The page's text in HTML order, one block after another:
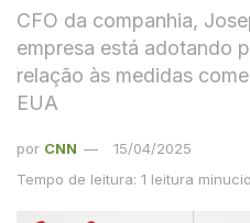
CFO da companhia,
empresa está adotando
relação às medidas
EUA
por CNN
15/04/2025
Tempo de leitura: 1 leitura